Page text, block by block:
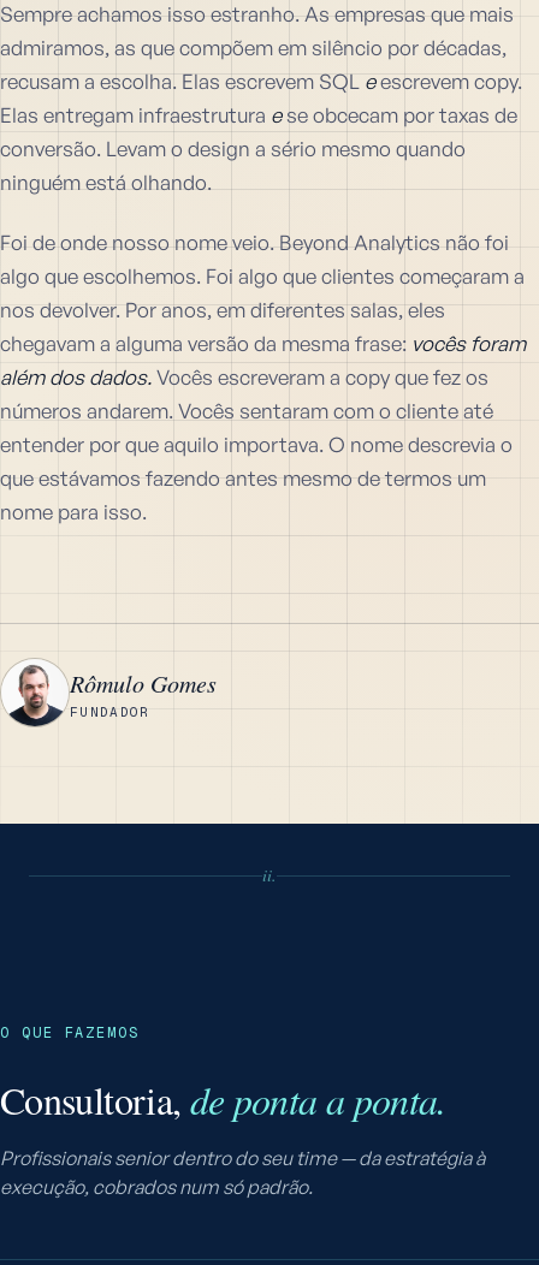
R Rômulo Gomes
FUNDADOR
Sempre achamos isso estranho. As empresas que mais
admiramos, as que compõem em silêncio por décadas,
recusam a escolha. Elas escrevem SQLeescrevem copy.
Elas entregam infraestrutura ese obcecam por taxas de
conversão. Levam o design a sério mesmo quando
ninguém está olhando.
Foi de onde nosso nome veio. Beyond Analytics não foi
algo que escolhemos. Foi algo que clientes começaram a
nos devolver. Por anos, em diferentes salas, eles
chegavam a alguma versão da mesma frase: vocês foram
além dos dados.Vocês escreveram a copy que fez os
números andarem. Vocês sentaram com o cliente até
entender por que aquilo importava. O nome descrevia o
que estávamos fazendo antes mesmo de termos um
nome para isso.
ii.
O QUE FAZEMOS
Consultoria,de ponta a ponta.
Profissionais senior dentro do seu time — da estratégia à
execução, cobrados num só padrão.